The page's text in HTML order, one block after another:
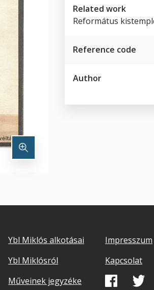
Related work
Református
Reference code
Author
Footer
Ybl Miklós alkotásai
Ybl Miklósról
Műveinek jegyzéke
Lábléc
Impresszum
Kapcsolat